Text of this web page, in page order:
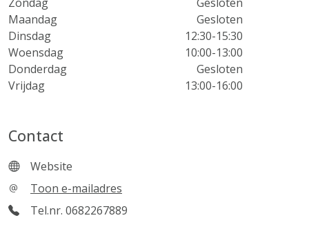
Maandag
Gesloten
Dinsdag
12:30-15:30
Woensdag
10:00-13:00
Donderdag
Gesloten
Vrijdag
13:00-16:00
Contact
Website
Toon e-mailadres
Tel.nr. 0682267889